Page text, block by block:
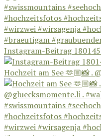
Instagram-Beitrag
Hochzeit am See 🫶🏼📸 .